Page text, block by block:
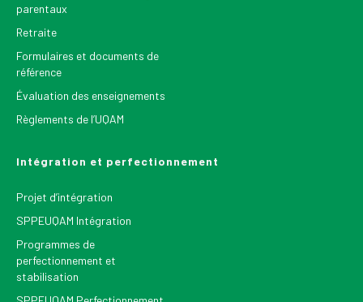
parentaux
Retraite
Formulaires et documents de
référence
Évaluation des enseignements
Règlements de l’UQAM
Intégration et perfectionnement
Projet d’intégration
SPPEUQAM Intégration
Programmes de
perfectionnement et
stabilisation